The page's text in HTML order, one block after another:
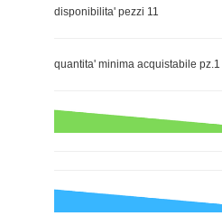
disponibilita' pezzi 11
quantita' minima acquistabile pz.1